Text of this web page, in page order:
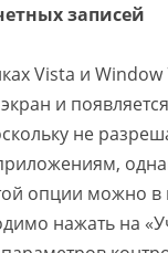
записей
Vista и
и
не
опции можно в
нажать на